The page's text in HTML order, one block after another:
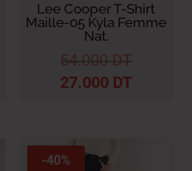
Lee Cooper T-Shirt
Maille-05 Kyla Femme
Nat.
54.000 DT
27.000 DT
-40%